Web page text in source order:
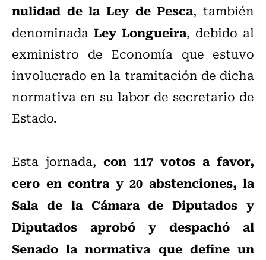
nulidad de la Ley de Pesca, también
denominada Ley Longueira, debido al
exministro de Economía que estuvo
involucrado en la tramitación de dicha
normativa en su labor de secretario de
Estado.
Esta jornada, con 117 votos a favor,
cero en contra y 20 abstenciones, la
Sala de la Cámara de Diputados y
Diputados aprobó y despachó al
Senado la normativa que define un